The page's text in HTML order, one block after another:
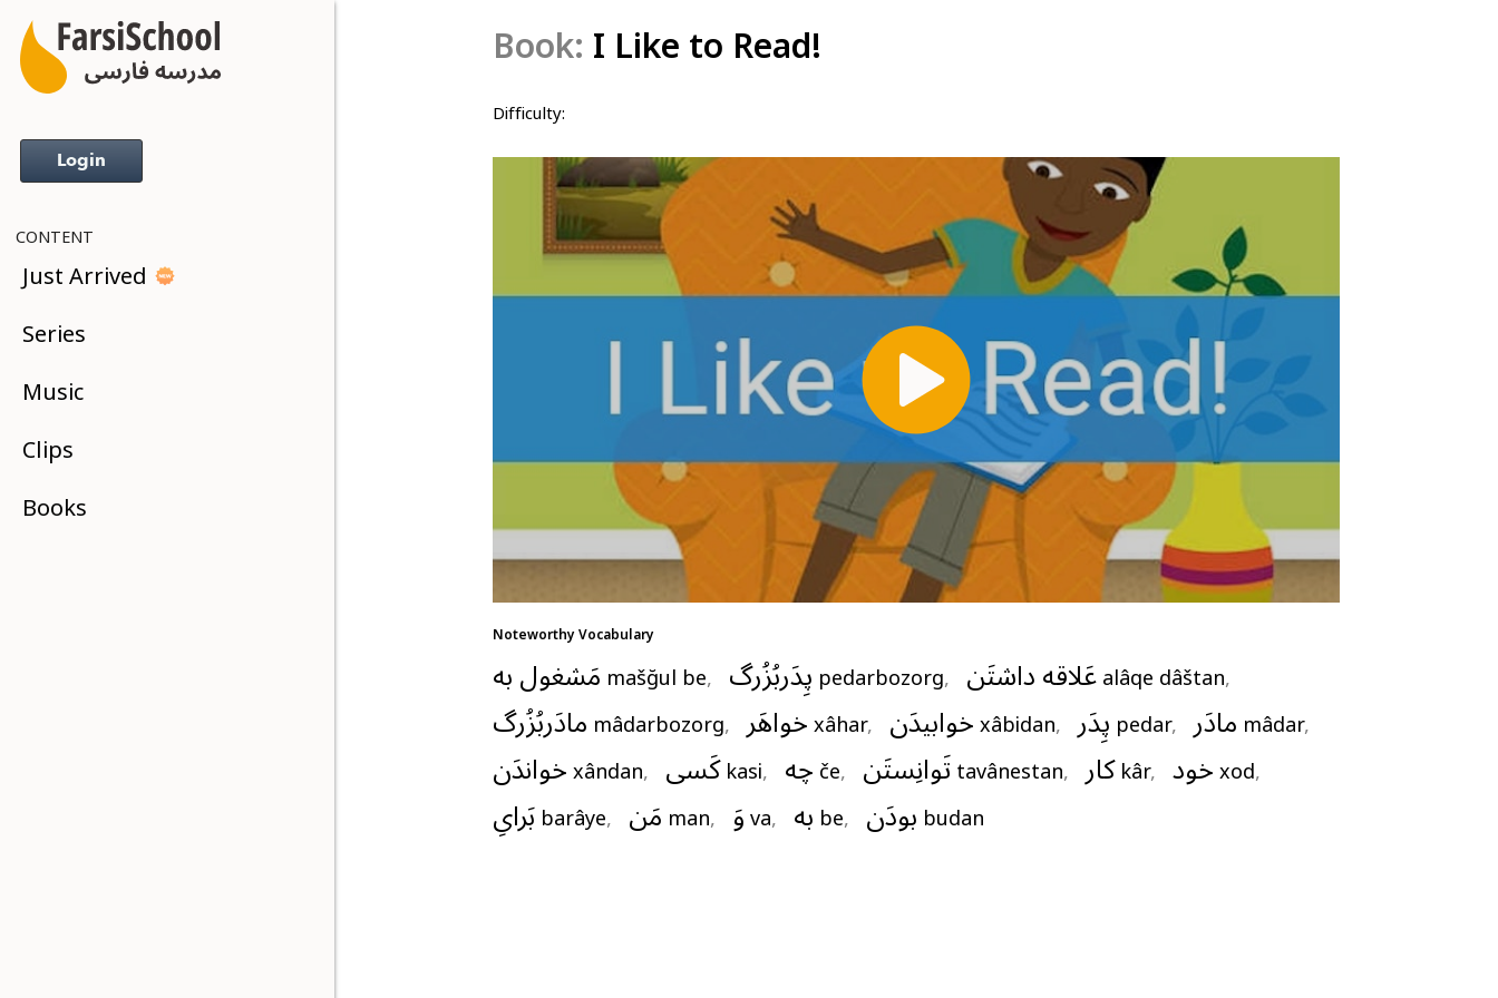
Login
CONTENT
Just Arrived
Series
Music
Clips
Books
Book: I Like to Read!
Difficulty:
Noteworthy Vocabulary
مَشغول به mašğul be, پِدَربُزُرگ pedarbozorg, عَلاقه داشتَن alâqe dâštan
مادَربُزُرگ mâdarbozorg, خواهَر xâhar, خوابیدَن xâbidan, پِدَر pedar, مادَر mâdar
خواندَن xândan, کَسی kasi, چه če, تَوانِستَن tavânestan, کار kâr, خود xod
بَرایِ barâye, مَن man, وَ va, به be, بودَن budan